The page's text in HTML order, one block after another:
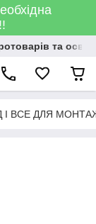
та
І ВСЕ ДЛЯ